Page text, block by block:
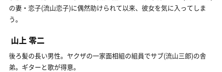
の妻・恋子(流山恋子)に偶然助けられて以来、彼女を気に入ってしま
う。
山上 零二
後ろ髪の長い男性。ヤクザの一家面相組の組員でサブ(流山三郎)の舎
弟。ギターと歌が得意。